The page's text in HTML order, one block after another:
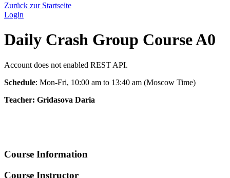
Zurück zur Startseite
Login
Daily Crash Group Course A0
Account does not enabled REST API.
Schedule: Mon-Fri, 10:00 am to 13:40 am (Moscow Time)
Teacher: Gridasova Daria
Course Information
Course Instructor